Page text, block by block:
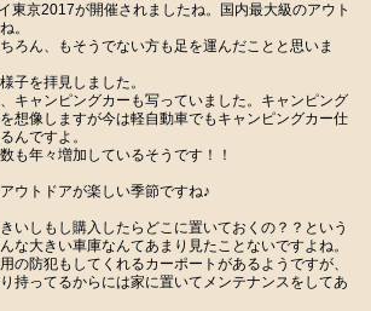
東京2017が開催されましたね。国内最大級のアウト
。
ろん、もそうでない方も足を運んだことと思いま
子を拝見しました。
キャンピングカーも写っていました。キャンピング
想像しますが今は軽自動車でもキャンピングカー仕
んですよ。
も年々増加しているそうです！！
ウトドアが楽しい季節ですね♪
いしもし購入したらどこに置いておくの？？という
な大きい車庫なんてあまり見たことないですよね。
の防犯もしてくれるカーポートがあるようですが、
持ってるからには家に置いてメンテナンスをしてあ